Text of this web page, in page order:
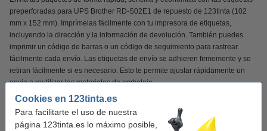
Cookies en 123tinta.es
Para facilitarte el uso de nuestra
página 123tinta.es lo máximo posible,
preperforadas para UPS Brother RD-S02E1 de repuesto de 123tinta (102
mm x 152 mm). Imprímelas fácilmente con tu impresora de etiquetas,
incluyendo la dirección y la información de devolución. También puedes
imprimir un código de barras o un código de seguimiento para rastrear
fácilmente cada envío. Las etiquetas de envío se adhieren firmemente y se
retiran fácilmente si es necesario. Esto te permite ajustar rápidamente un
envío o reutilizar los materiales de embalaje.
Las etiquetas de envío 123tinta son ideales para etiquetar paquetes y
sobres para UPS. De esta manera, cada envío luce profesional.